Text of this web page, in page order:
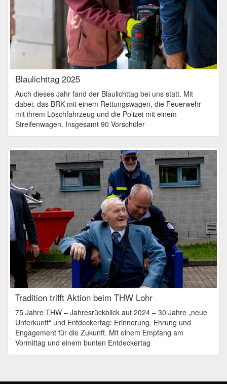
Blaulichttag 2025
Auch dieses Jahr fand der Blaulichttag bei uns statt. Mit
dabei: das BRK mit einem Rettungswagen, die Feuerwehr
mit ihrem Löschfahrzeug und die Polizei mit einem
Streifenwagen. Insgesamt 90 Vorschüler
Tradition trifft Aktion beim THW Lohr
75 Jahre THW – Jahresrückblick auf 2024 – 30 Jahre „neue
Unterkunft“ und Entdeckertag: Erinnerung, Ehrung und
Engagement für die Zukunft. Mit einem Empfang am
Vormittag und einem bunten Entdeckertag